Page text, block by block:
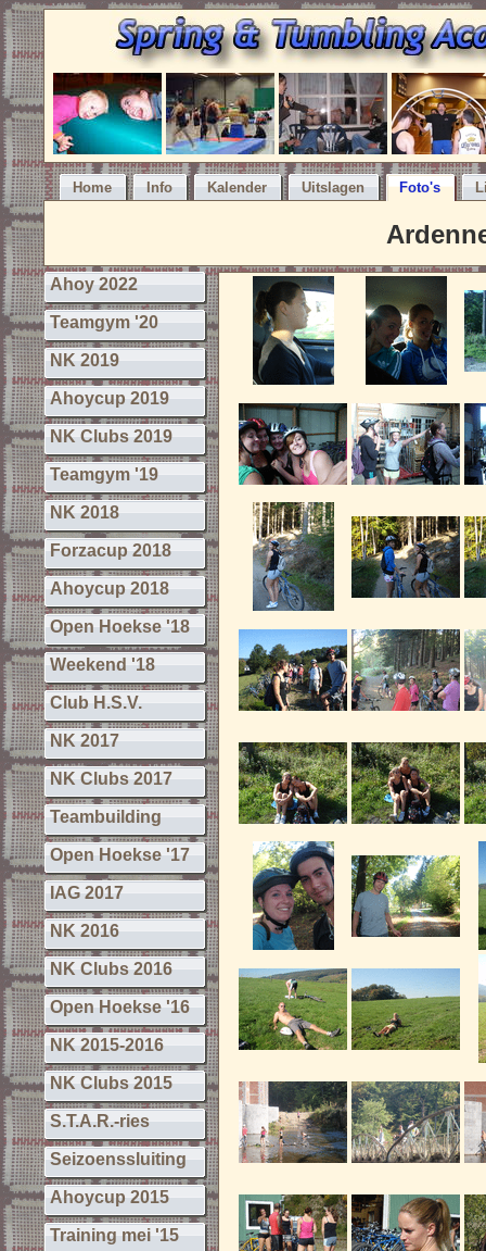
Home Info Kalender Uitslagen Foto's
Ahoy 2022
Teamgym '20
NK 2019
Ahoycup 2019
NK Clubs 2019
Teamgym '19
NK 2018
Forzacup 2018
Ahoycup 2018
Open Hoekse '18
Weekend '18
Club H.S.V.
NK 2017
NK Clubs 2017
Teambuilding
Open Hoekse '17
IAG 2017
NK 2016
NK Clubs 2016
Open Hoekse '16
NK 2015-2016
NK Clubs 2015
S.T.A.R.-ries
Seizoenssluiting
Ahoycup 2015
Training mei '15